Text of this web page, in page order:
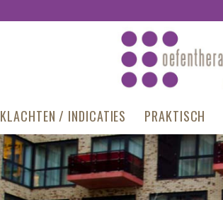
KLACHTEN / INDICATIES PRAKTISCH